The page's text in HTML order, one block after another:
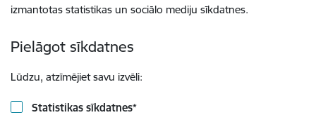
izmantotas statistikas un sociālo mediju sīkdatnes.
Pielāgot sīkdatnes
Lūdzu, atzīmējiet savu izvēli:
Statistikas sīkdatnes*